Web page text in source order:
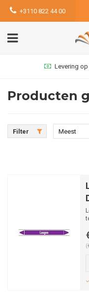
+3110 822 44 00
Levering
Producten
Filter
Meest